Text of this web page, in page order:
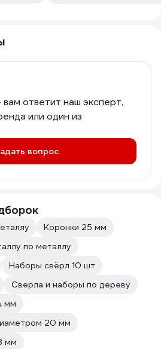
ответит наш эксперт,
или один из
вопрос
Коронки 25 мм
по металлу
Наборы свёрл 10 шт
Сверла и наборы по дереву
мм
20 мм
мм